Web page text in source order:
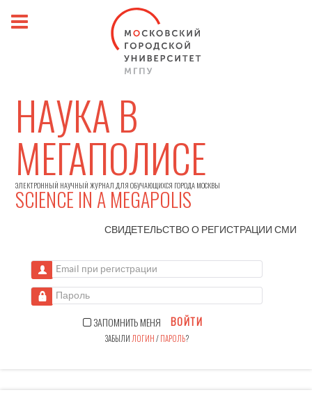
НАУКА В
МЕГАПОЛИСЕ
ЭЛЕКТРОННЫЙ НАУЧНЫЙ ЖУРНАЛ ДЛЯ ОБУЧАЮЩИХСЯ ГОРОДА МОСКВЫ
SCIENCE IN A MEGAPOLIS
СВИДЕТЕЛЬСТВО О РЕГИСТРАЦИИСМИ
Email при регистрации
Пароль
ЗАПОМНИТЬ МЕНЯ ВОЙТИ
ЗАБЫЛИ ЛОГИН/ПАРОЛЬ?